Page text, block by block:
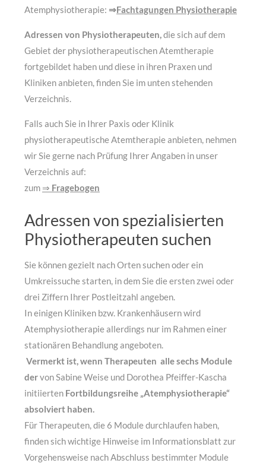
Atemphysiotherapie: ⇒Fachtagungen Physiotherapie
Adressen von Physiotherapeuten,die sich auf dem
Gebiet der physiotherapeutischen Atemtherapie
fortgebildet haben und diese in ihren Praxen und
Kliniken anbieten, finden Sie im unten stehenden
Verzeichnis.
Falls auch Sie in Ihrer Paxis oder Klinik
physiotherapeutische Atemtherapie anbieten, nehmen
wir Sie gerne nach Prüfung Ihrer Angaben in unser
Verzeichnis auf:
zum ⇒ Fragebogen
Adressen von spezialisierten
Physiotherapeuten suchen
Sie können gezielt nach Orten suchen oder ein
Umkreissuche starten, in dem Sie die ersten zwei oder
drei Ziffern Ihrer Postleitzahl angeben.
In einigen Kliniken bzw. Krankenhäusern wird
Atemphysiotherapie allerdings nur im Rahmen einer
stationären Behandlung angeboten.
Vermerkt ist, wenn Therapeuten alle sechs Module
dervon Sabine Weise und Dorothea Pfeiffer-Kascha
initiierten Fortbildungsreihe „Atemphysiotherapie“
absolviert haben.
Für Therapeuten, die 6 Module durchlaufen haben,
finden sich wichtige Hinweise im Informationsblatt zur
Vorgehensweise nach Abschluss bestimmter Module